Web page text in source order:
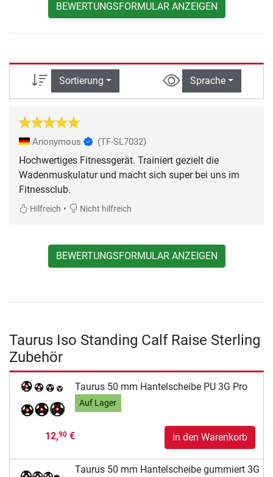
BEWERTUNGSFORMULAR ANZEIGEN
Sortierung Sprache
Anonymous (TF-SL7032)
Hochwertiges Fitnessgerät. Trainiert gezielt die
Wadenmuskulatur und macht sich super bei uns im
Fitnessclub.
Hilfreich • Nicht hilfreich
BEWERTUNGSFORMULAR ANZEIGEN
Taurus Iso Standing Calf Raise Sterling
Zubehör
Taurus 50 mm Hantelscheibe PU 3G Pro
Auf Lager
12,90€ in den Warenkorb
Taurus 50 mm Hantelscheibe gummiert 3G